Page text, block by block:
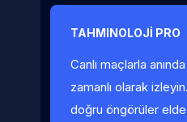
TAHMINOLOJİ PRO
Canlı maçlarla
zamanlı olarak
doğru öngörüler